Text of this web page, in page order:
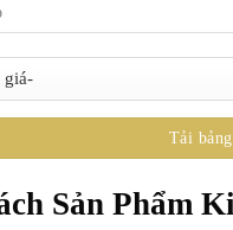
Sản Phẩm